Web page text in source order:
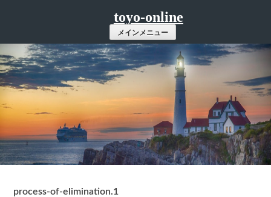
ツ
へ
ス
キ
ッ
プ
toyo-online
メインメニュー
process-of-elimination.1